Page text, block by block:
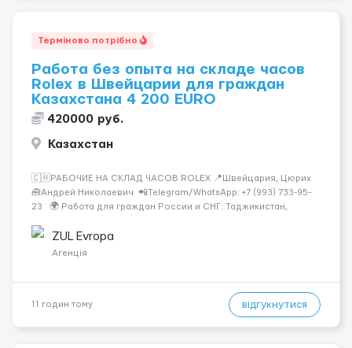
Терміново потрібно
Работа без опыта на складе часов
Rolex в Швейцарии для граждан
Казахстана 4 200 EURO
420000 руб.
Казахстан
🇨🇭РАБОЧИЕ НА СКЛАД ЧАСОВ ROLEX 📍Швейцария, Цюрих
🧰Андрей Николаевич 📲Telegram/WhatsApp: +7 (993) 733-95-
23 🌍 Работа для граждан России и СНГ: Таджикистан,
Азербайджан, Армения, Киргизия. Rolex &mdash...
ZUL Evropa
Агенція
11 годин тому відгукнутися